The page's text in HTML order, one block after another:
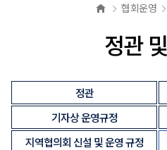
협회운영
정관
정관
기자상 운영규정
지역협의회 신설 및 운영 규정